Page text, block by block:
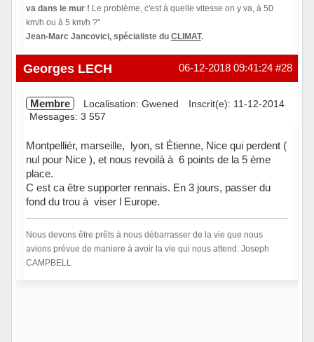
va dans le mur ! Le problème, c'est à quelle vitesse on y va, à 50
km/h ou à 5 km/h ?"
Jean-Marc Jancovici, spécialiste du CLIMAT.
Hors ligne #28
06-12-2018 09:41:24
Georges LECH
Membre Localisation: Gwened
Inscrit(e): 11-12-2014
Messages: 3 557
Montpelliér, marseille, lyon, st Étienne, Nice qui perdent (
nul pour Nice ), et nous revoilà à 6 points de la 5 ème
place.
C est ca être supporter rennais. En 3 jours, passer du
fond du trou à viser l Europe.
Nous devons être prêts à nous débarrasser de la vie que nous
avions prévue de maniere à avoir la vie qui nous attend. Joseph
CAMPBELL